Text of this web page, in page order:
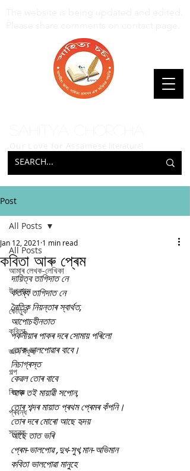
Post
All Posts
আমাৰ লেখক-লেখিকা
উপন্যাস
কৌতুক
কবিতা
জ্ঞান সঁফুৰা
গল্প
বিশেষ
প্ৰবন্ধ
স্তৱক
All Posts
কবিতা আৰু প্ৰেম
Jan 12, 2021 1 min read
দায়িত্ব তাগিদাত নে
কৰ্তব্য তাগিদাত নে
নৈতিক নিয়ন্তাৰ স্বাৰ্থত,
আপোচহীনতাত
পকনীয়াৰ পাকৰ দৰে সোমায় পৰিলো
তোক ভালপোৱাৰ বাবে।
নিচাগ্ৰস্ত
কেৱল তোৰ বাবে
আৰু তই মায়াৱী সপোন,
তোৰ শব্দৰ মায়াত প্ৰথম প্ৰেমৰ কঁপনি।
তোৰ দৰে মোৰো আছে হৃদয়
আছে তাত ভৰি
প্ৰেম-ভালপোৱ ,দুখ-সুখ,মান-অভিমান
কবিতা ভালপোৱা মানুহে